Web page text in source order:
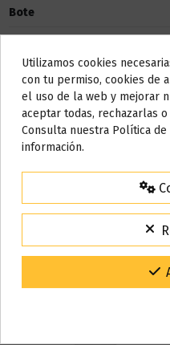
Bote
Marca Kings Crest
Referencia 001111
ean13 6682896285217
Reseñas (0)
También puede que
AVISO
Nos
15%
Código:
Gracias por tu paciencia
Utilizamos cookies
con tu permiso, cookies de
el uso de la web y mejorar
aceptar todas, rechazarlas
Consulta nuestra Política
información.